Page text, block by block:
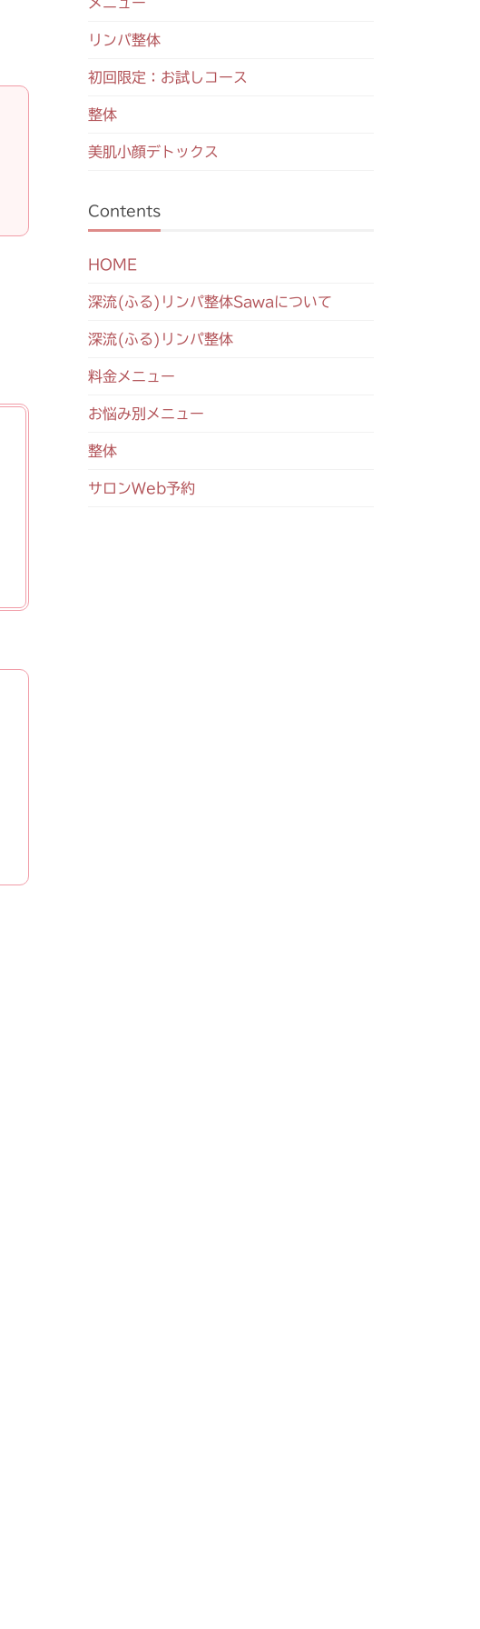
リンパ整体
初回限定：お試しコース
整体
美肌小顔デトックス
Contents
HOME
深流(ふる)リンパ整体Sawaについて
深流(ふる)リンパ整体
料金メニュー
お悩み別メニュー
整体
サロンWeb予約